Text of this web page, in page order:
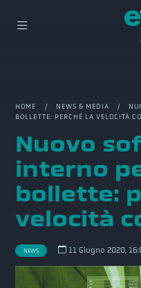
HOME / NEWS & MEDIA /
BOLLETTE: PERCHÉ LA VELOCITÀ
Nuovo
interno
bollette:
velocità
NEWS 11 Giugno 2020,